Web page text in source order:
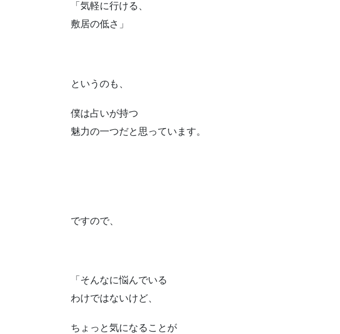
「気軽に行ける、
敷居の低さ」
というのも、
僕は占いが持つ
魅力の一つだと思っています。
ですので、
「そんなに悩んでいる
わけではないけど、
ちょっと気になることが